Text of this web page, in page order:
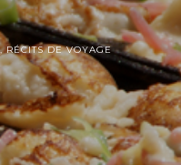
,RÉCITS DE VOYAGE